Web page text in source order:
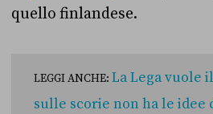
quello finlandese.
LEGGI ANCHE: La Lega vuole
sulle scorie non ha le idee